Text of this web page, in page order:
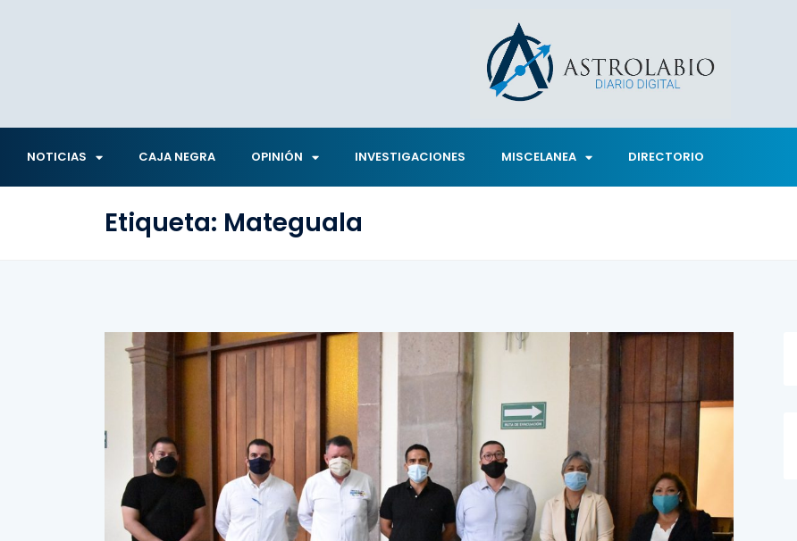
NOTICIAS CAJA NEGRA OPINIÓN INVESTIGACIONES MISCELANEA DIRECTORIO
Etiqueta: Mateguala